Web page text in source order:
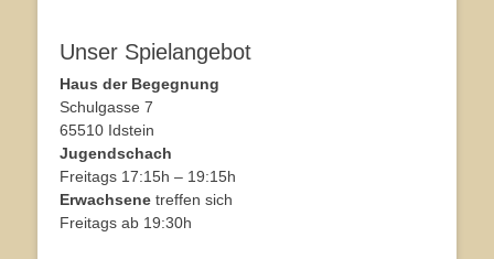
Unser Spielangebot
Haus der Begegnung
Schulgasse 7
65510 Idstein
Jugendschach
Freitags 17:15h – 19:15h
Erwachsene treffen sich
Freitags ab 19:30h